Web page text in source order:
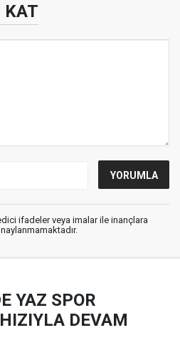
KAT
ifadeler veya imalar ile inançlara
YAZ SPOR
DEVAM